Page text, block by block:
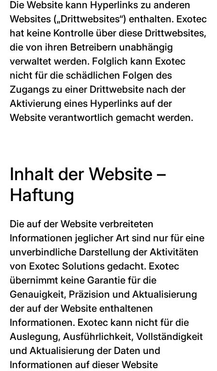
Die Website kann Hyperlinks zu anderen
Websites („Drittwebsites“) enthalten. Exotec
hat keine Kontrolle über diese Drittwebsites,
die von ihren Betreibern unabhängig
verwaltet werden. Folglich kann Exotec
nicht für die schädlichen Folgen des
Zugangs zu einer Drittwebsite nach der
Aktivierung eines Hyperlinks auf der
Website verantwortlich gemacht werden.
Inhalt der Website –
Haftung
Die auf der Website verbreiteten
Informationen jeglicher Art sind nur für eine
unverbindliche Darstellung der Aktivitäten
von Exotec Solutions gedacht. Exotec
übernimmt keine Garantie für die
Genauigkeit, Präzision und Aktualisierung
der auf der Website enthaltenen
Informationen. Exotec kann nicht für die
Auslegung, Ausführlichkeit, Vollständigkeit
und Aktualisierung der Daten und
Informationen auf dieser Website